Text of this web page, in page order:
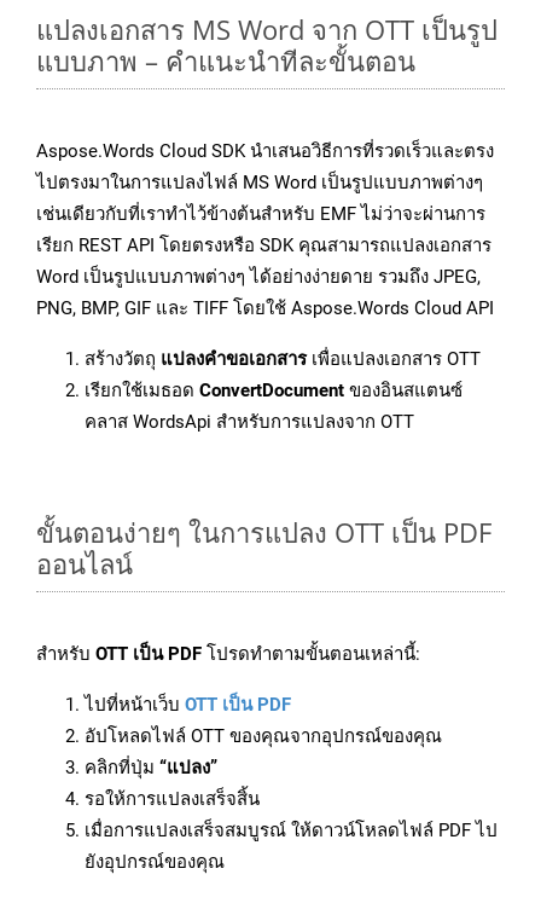
แปลงเอกสาร MS Word จาก OTT เป็นรูป
แบบภาพ – คำแนะนำทีละขั้นตอน
Aspose.Words Cloud SDK นำเสนอวิธีการที่รวดเร็วและตรง
ไปตรงมาในการแปลงไฟล์ MS Word เป็นรูปแบบภาพต่างๆ
เช่นเดียวกับที่เราทำไว้ข้างต้นสำหรับ EMF ไม่ว่าจะผ่านการ
เรียก REST API โดยตรงหรือ SDK คุณสามารถแปลงเอกสาร
Word เป็นรูปแบบภาพต่างๆ ได้อย่างง่ายดาย รวมถึง JPEG,
PNG, BMP, GIF และ TIFF โดยใช้ Aspose.Words Cloud API
สร้างวัตถุ แปลงคำขอเอกสารเพื่อแปลงเอกสาร OTT
เรียกใช้เมธอด ConvertDocument ของอินสแตนซ์
คลาส WordsApi สำหรับการแปลงจาก OTT
ขั้นตอนง่ายๆ ในการแปลง OTT เป็น PDF
ออนไลน์
สำหรับ OTT เป็น PDF โปรดทำตามขั้นตอนเหล่านี้:
ไปที่หน้าเว็บ OTT เป็น PDF
อัปโหลดไฟล์ OTT ของคุณจากอุปกรณ์ของคุณ
คลิกที่ปุ่ม “แปลง”
รอให้การแปลงเสร็จสิ้น
เมื่อการแปลงเสร็จสมบูรณ์ ให้ดาวน์โหลดไฟล์ PDF ไป
ยังอุปกรณ์ของคุณ